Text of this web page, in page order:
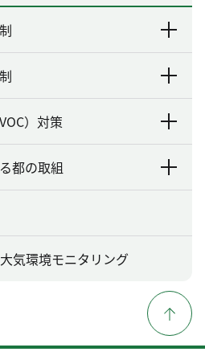
）対策
都の取組
気環境モニタリング